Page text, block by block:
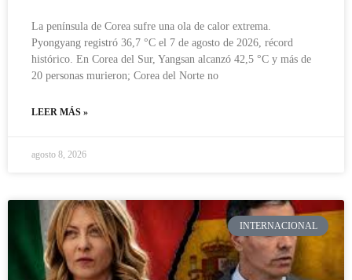
La península de Corea sufre una ola de calor extrema.
Pyongyang registró 36,7 °C el 7 de agosto de 2026, récord
histórico. En Corea del Sur, Yangsan alcanzó 42,5 °C y más de
20 personas murieron; Corea del Norte no
LEER MÁS »
agosto 8, 2026
INTERNACIONAL